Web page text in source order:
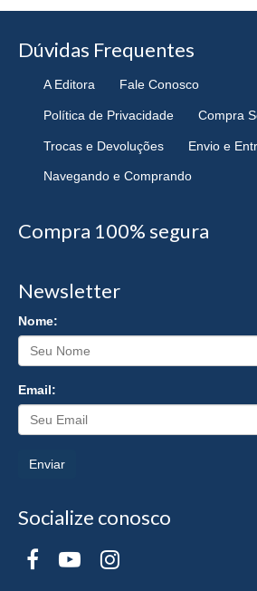
Dúvidas Frequentes
A Editora Fale Conosco
Política de Privacidade Compra
Trocas e Devoluções Envio e
Navegando e Comprando
Compra 100% segura
Newsletter
Nome:
Email:
Enviar
Socialize conosco